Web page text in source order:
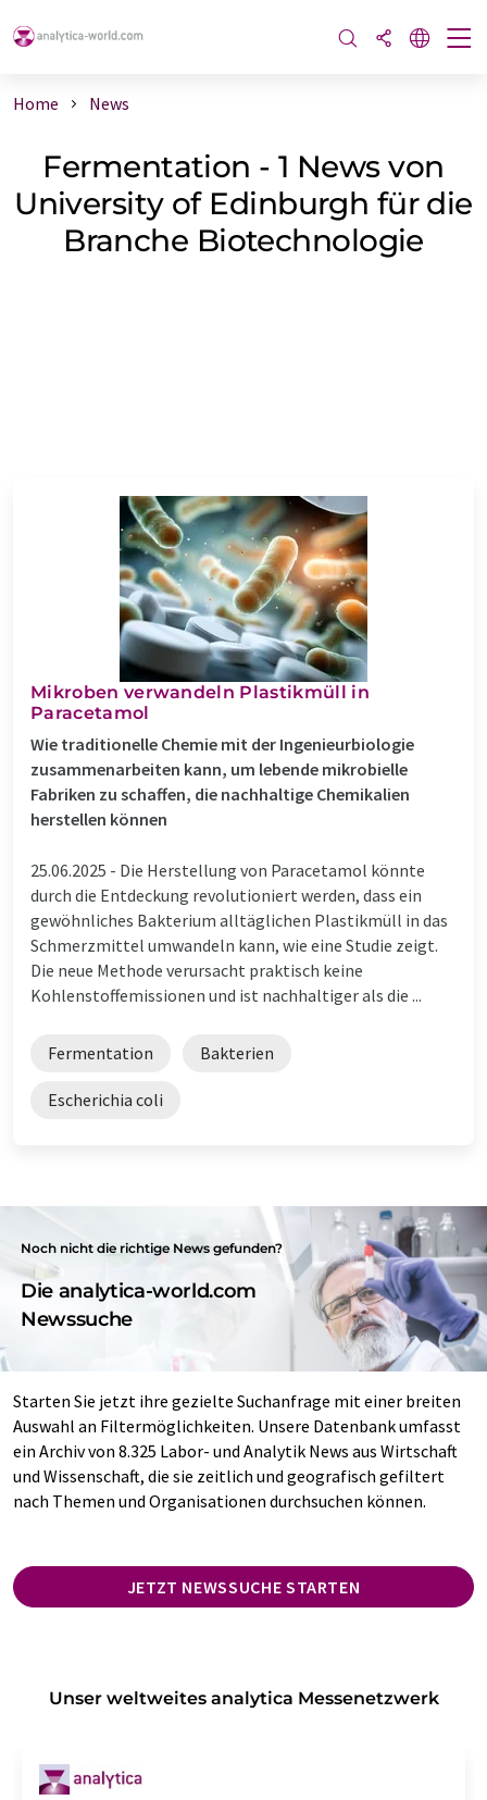
Home News
Fermentation - 1 News von
University of Edinburgh für die
Branche Biotechnologie
Mikroben verwandeln Plastikmüll in
Paracetamol
Wie traditionelle Chemie mit der Ingenieurbiologie
zusammenarbeiten kann, um lebende mikrobielle
Fabriken zu schaffen, die nachhaltige Chemikalien
herstellen können
25.06.2025 - Die Herstellung von Paracetamol könnte
durch die Entdeckung revolutioniert werden, dass ein
gewöhnliches Bakterium alltäglichen Plastikmüll in das
Schmerzmittel umwandeln kann, wie eine Studie zeigt.
Die neue Methode verursacht praktisch keine
Kohlenstoffemissionen und ist nachhaltiger als die ...
Fermentation Bakterien
Escherichia coli
Noch nicht die richtige News gefunden?
Die analytica-world.com
Newssuche
Starten Sie jetzt ihre gezielte Suchanfrage mit einer breiten
Auswahl an Filtermöglichkeiten. Unsere Datenbank umfasst
ein Archiv von 8.325 Labor- und Analytik News aus Wirtschaft
und Wissenschaft, die sie zeitlich und geografisch gefiltert
nach Themen und Organisationen durchsuchen können.
JETZT NEWSSUCHE STARTEN
Unser weltweites analytica Messenetzwerk